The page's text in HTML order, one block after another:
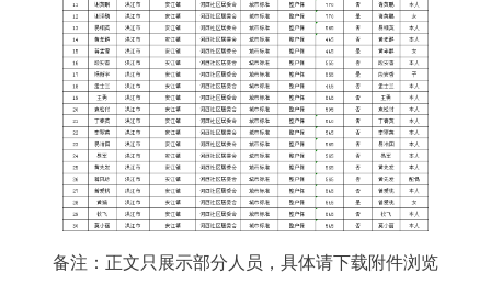
备注：正文只展示部分人员，具体请下载附件浏览